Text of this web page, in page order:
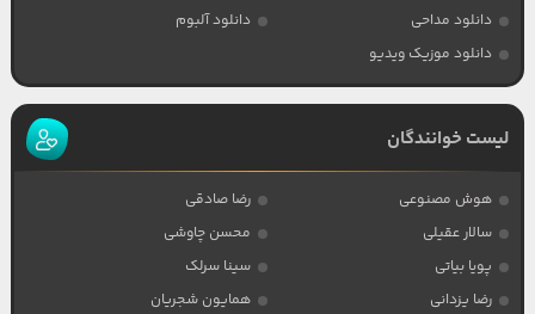
دانلود مداحی
دانلود آلبوم
دانلود موزیک ویدیو
لیست خوانندگان
هوش مصنوعی
رضا صادقی
سالار عقیلی
محسن چاوشی
پویا بیاتی
سینا سرلک
رضا یزدانی
همایون شجریان